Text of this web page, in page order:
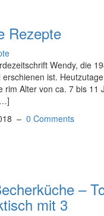
Rezepte
Wendy, die
ist.
rim Alter von ca. 7 bis 11
– 0 Comments
–
mit 3